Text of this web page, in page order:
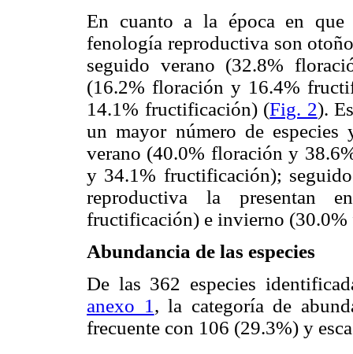
En cuanto a la época en que
fenología reproductiva son
seguido verano (32.8%
(16.2% floración y 16.4%
14.1% fructificación) (Fig. 2).
un mayor número de
verano (40.0% floración y
y 34.1% fructificación);
reproductiva la presentan
fructificación) e invierno
Abundancia de las especies
De las 362 especies
anexo 1 , la categoría de
frecuente con 106 (29.3%) y